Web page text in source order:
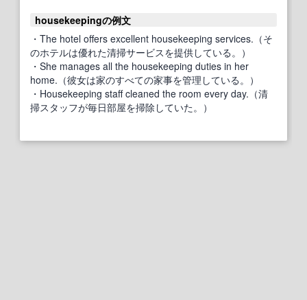
housekeepingの例文
・The hotel offers excellent housekeeping services.（そ
のホテルは優れた清掃サービスを提供している。）
・She manages all the housekeeping duties in her
home.（彼女は家のすべての家事を管理している。）
・Housekeeping staff cleaned the room every day.（清
掃スタッフが毎日部屋を掃除していた。）